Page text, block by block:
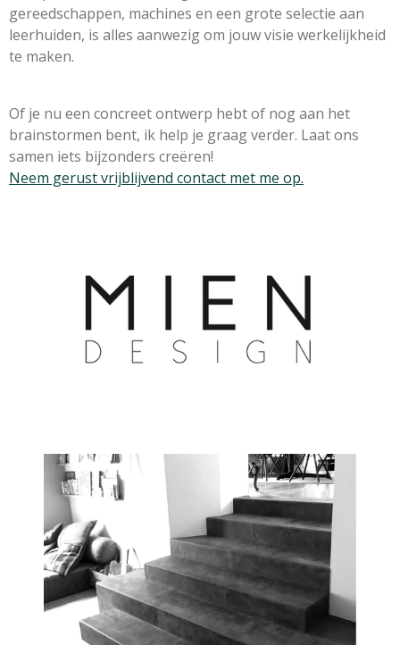
gereedschappen, machines en een grote selectie aan
leerhuiden, is alles aanwezig om jouw visie werkelijkheid
te maken.
Of je nu een concreet ontwerp hebt of nog aan het
brainstormen bent, ik help je graag verder. Laat ons
samen iets bijzonders creëren!
Neem gerust vrijblijvend contact met me op.